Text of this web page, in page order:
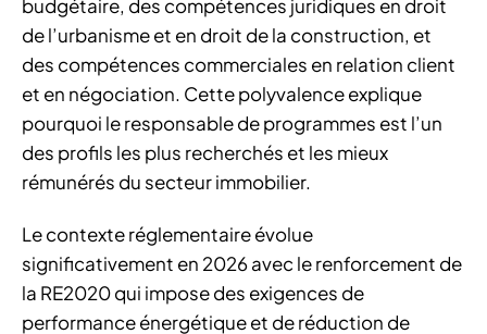
budgétaire, des compétences juridiques en droit
de l’urbanisme et en droit de la construction, et
des compétences commerciales en relation client
et en négociation. Cette polyvalence explique
pourquoi le responsable de programmes est l’un
des profils les plus recherchés et les mieux
rémunérés du secteur immobilier.
Le contexte réglementaire évolue
significativement en 2026 avec le renforcement de
la RE2020 qui impose des exigences de
performance énergétique et de réduction de